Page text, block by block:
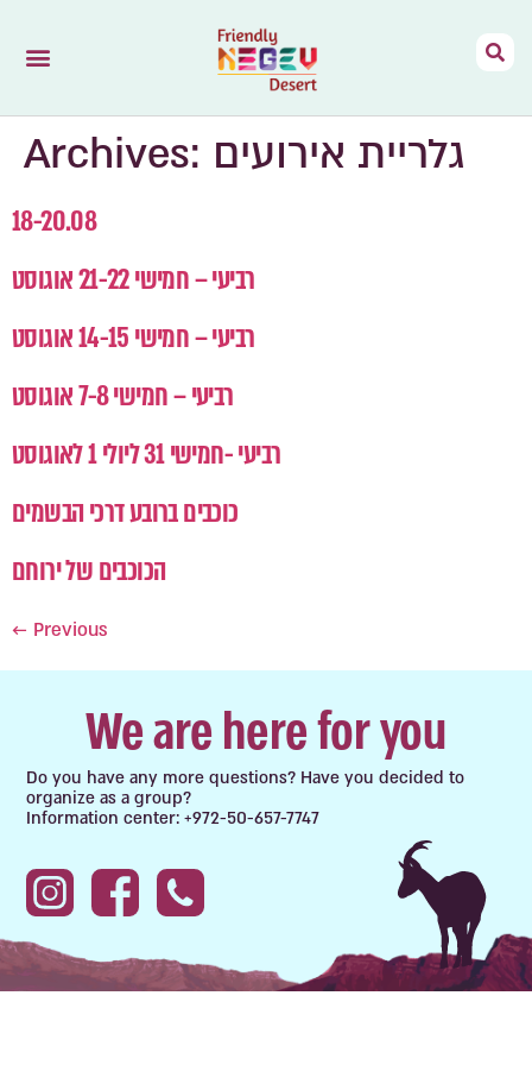
Archives: גלריית אירועים
18-20.08
רביעי – חמישי 21-22 אוגוסט
רביעי – חמישי 14-15 אוגוסט
רביעי – חמישי 7-8 אוגוסט
רביעי -חמישי 31 ליולי 1 לאוגוסט
כוכבים ברובע דרכי הבשמים
הכוכבים של ירוחם
← Previous
We are here for you
Do you have any more questions? Have you decided to
organize as a group?
Information center: +972-50-657-7747